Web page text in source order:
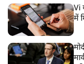
Vi
में